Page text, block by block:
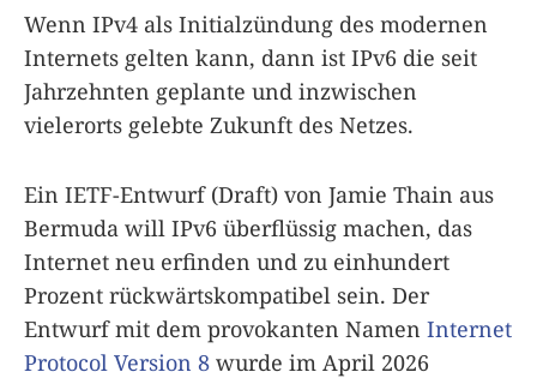
Wenn IPv4 als Initialzündung des modernen
Internets gelten kann, dann ist IPv6 die seit
Jahrzehnten geplante und inzwischen
vielerorts gelebte Zukunft des Netzes.
Ein IETF-Entwurf (Draft) von Jamie Thain aus
Bermuda will IPv6 überflüssig machen, das
Internet neu erfinden und zu einhundert
Prozent rückwärtskompatibel sein. Der
Entwurf mit dem provokanten Namen Internet
Protocol Version 8 wurde im April 2026